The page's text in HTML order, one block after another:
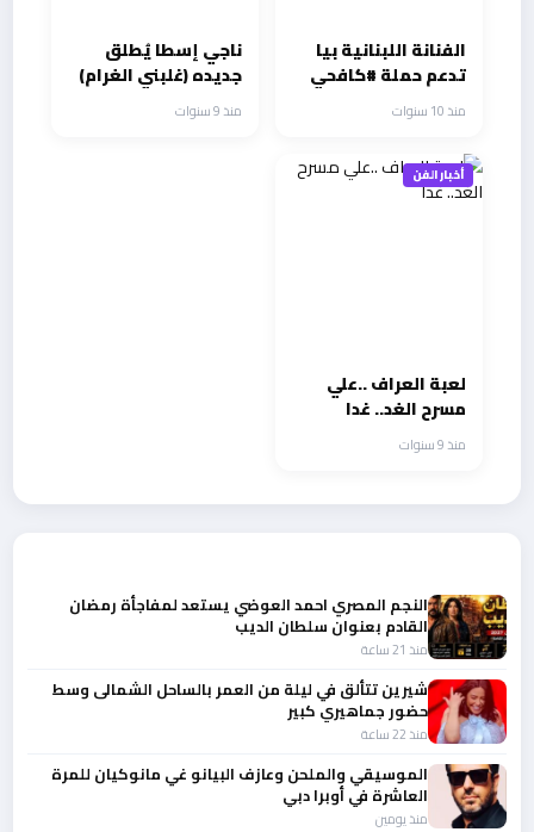
الفنانة اللبنانية بيا
تدعم حملة #كافحي
منذ 10 سنوات
ناجي إسطا يُطلق
جديده (غلبني الغرام)
منذ 9 سنوات
أخبار الفن
لعبة العراف ..علي
مسرح الغد.. غدا
منذ 9 سنوات
النجم المصري احمد العوضي يستعد لمفاجأة رمضان
القادم بعنوان سلطان الديب
منذ 21 ساعة
شيرين تتألق في ليلة من العمر بالساحل الشمالى وسط
حضور جماهيري كبير
منذ 22 ساعة
الموسيقي والملحن وعازف البيانو غي مانوكيان للمرة
العاشرة في أوبرا دبي
منذ يومين